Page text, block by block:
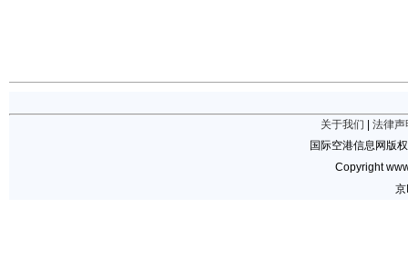
关于我们
法律声
国际空港信息网版
Copyright